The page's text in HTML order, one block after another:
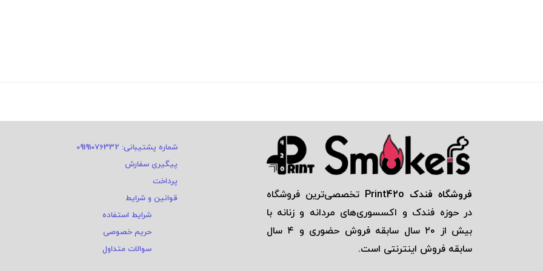
فروشگاه فندک Print42o
تخصصی‌ترين فروشگاه
در حوزه فندک و اكسسوری‌های مردانه و زنانه با
بيش از ٢٠ سال سابقه فروش حضوری و ٤ سال
سابقه فروش اينترنتی است.
شماره پشتیبانی: 09191076332
پیگیری سفارش
پرداخت
قوانین و شرایط
شرایط استفاده
حریم خصوصی
سوالات متداول